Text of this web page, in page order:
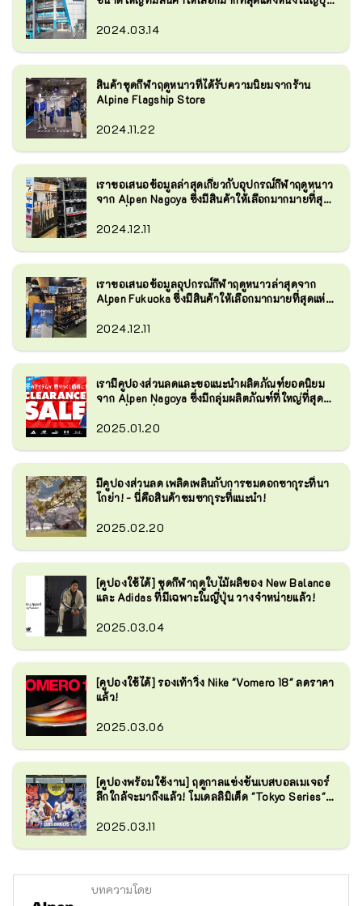
ประเภทกีฬา แบรนด์กลางแจ้งมากกว่า
280 แบรนด์ และแบรนด์กอล์ฟมากกว่า
88 แบรนด์ นอกจากนี้เรายังมีแบรนด์
ญี่ปุ่นยอดนิยมให้เลือกมากมาย เช่น
Asics, Mizuno, Yonex, Snow Peaks,
Soto, Majesty และ Honma
มีร้านค้า 3 แห่ง: ``ร้านเรือธง Sports
Depot'' ซึ่งเป็นร้านขายอุปกรณ์กีฬา
Flagship Store'' ร้านขายของเฉพาะ
กลางแจ้งขนาดใหญ่ และ ``Golf 5
Flagship Store'' ร้านจำหน่ายอุปกรณ์
กอล์ฟโดยเฉพาะ เรามีพื้นที่ขายที่ใหญ่
เรามีผลิตภัณฑ์ให้เลือกมากมาย รวมถึง
แบรนด์ญี่ปุ่นยอดนิยม Nike, Adidas,
Hokayoneyone, Honma, Majesty และ
อีกมากมาย
2024.03.14
สินค้าชุดกีฬาฤดูหนาวที่ได้รับความนิยมจากร้าน
Alpine Flagship Store
2024.11.22
เราขอเสนอข้อมูลล่าสุดเกี่ยวกับอุปกรณ์กีฬาฤดูหนาว
จาก Alpen Nagoya ซึ่งมีสินค้าให้เลือกมากมายที่สุด
2024.12.11
เราขอเสนอข้อมูลอุปกรณ์กีฬาฤดูหนาวล่าสุดจาก
Alpen Fukuoka ซึ่งมีสินค้าให้เลือกมากมายที่สุดแห่ง
2024.12.11
เรามีคูปองส่วนลดและขอแนะนำผลิตภัณฑ์ยอดนิยม
จาก Alpen Nagoya ซึ่งมีกลุ่มผลิตภัณฑ์ที่ใหญ่ที่สุด
2025.01.20
มีคูปองส่วนลด เพลิดเพลินกับการชมดอกซากุระที่นา
โกย่า! - นี่คือสินค้าชมซากุระที่แนะนำ!
2025.02.20
[คูปองใช้ได้] ชุดกีฬาฤดูใบไม้ผลิของ New Balance
และ Adidas ที่มีเฉพาะในญี่ปุ่น วางจำหน่ายแล้ว!
2025.03.04
[คูปองใช้ได้] รองเท้าวิ่ง Nike "Vomero 18" ลดราคา
แล้ว!
2025.03.06
[คูปองพร้อมใช้งาน] ฤดูกาลแข่งขันเบสบอลเมเจอร์
ลีกใกล้จะมาถึงแล้ว! โมเดลลิมิเต็ด "Tokyo Series"
2025.03.11
บทความโดย